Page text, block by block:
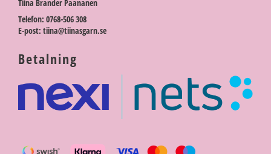
Tiina Brander Paananen
Telefon: 0768-506 308
E-post: tiina@tiinasgarn.se
Betalning